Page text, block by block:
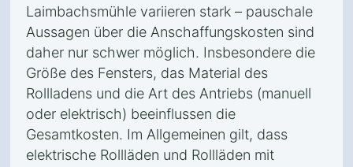
Laimbachsmühle variieren stark – pauschale
Aussagen über die Anschaffungskosten sind
daher nur schwer möglich. Insbesondere die
Größe des Fensters, das Material des
Rollladens und die Art des Antriebs (manuell
oder elektrisch) beeinflussen die
Gesamtkosten. Im Allgemeinen gilt, dass
elektrische Rollläden und Rollläden mit